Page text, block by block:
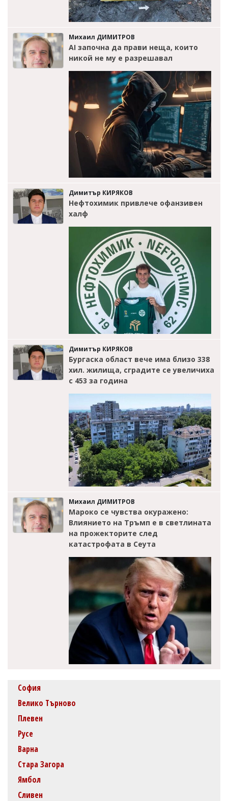
Михаил ДИМИТРОВ
AI започна да прави неща, които
никой не му е разрешавал
Димитър КИРЯКОВ
Нефтохимик привлече офанзивен
халф
Димитър КИРЯКОВ
Бургаска област вече има близо 338
хил. жилища, сградите се увеличиха
с 453 за година
Михаил ДИМИТРОВ
Мароко се чувства окуражено:
Влиянието на Тръмп е в светлината
на прожекторите след
катастрофата в Сеута
София
Велико Търново
Плевен
Русе
Варна
Стара Загора
Ямбол
Сливен